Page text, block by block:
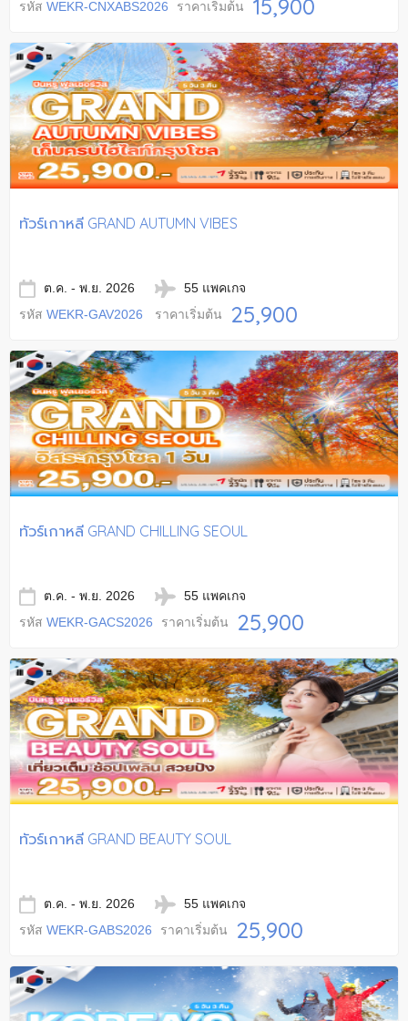
รหัส WEKR-CNXABS2026 ราคาเริ่มต้น 15,900
ทัวร์เกาหลี GRAND AUTUMN VIBES
ต.ค. - พ.ย. 2026
55 แพคเกจ
รหัส WEKR-GAV2026 ราคาเริ่มต้น 25,900
ทัวร์เกาหลี GRAND CHILLING SEOUL
ต.ค. - พ.ย. 2026
55 แพคเกจ
รหัส WEKR-GACS2026 ราคาเริ่มต้น 25,900
ทัวร์เกาหลี GRAND BEAUTY SOUL
ต.ค. - พ.ย. 2026
55 แพคเกจ
รหัส WEKR-GABS2026 ราคาเริ่มต้น 25,900